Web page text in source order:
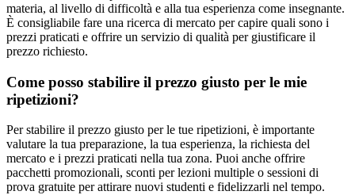
materia, al livello di difficoltà e alla tua esperienza come insegnante.
È consigliabile fare una ricerca di mercato per capire quali sono i
prezzi praticati e offrire un servizio di qualità per giustificare il
prezzo richiesto.
Come posso stabilire il prezzo giusto per le mie
ripetizioni?
Per stabilire il prezzo giusto per le tue ripetizioni, è importante
valutare la tua preparazione, la tua esperienza, la richiesta del
mercato e i prezzi praticati nella tua zona. Puoi anche offrire
pacchetti promozionali, sconti per lezioni multiple o sessioni di
prova gratuite per attirare nuovi studenti e fidelizzarli nel tempo.